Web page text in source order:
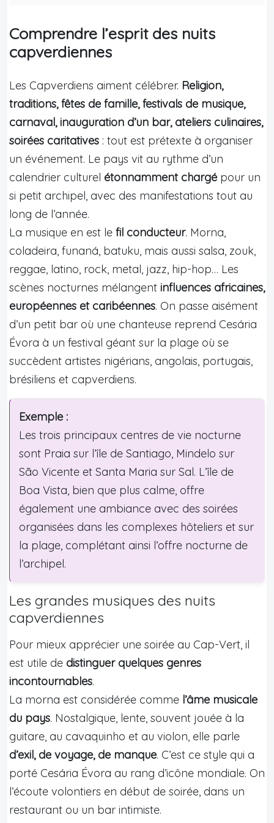
Comprendre l’esprit des nuits
capverdiennes
Les Capverdiens aiment célébrer. Religion,
traditions, fêtes de famille, festivals de musique,
carnaval, inauguration d’un bar, ateliers culinaires,
soirées caritatives : tout est prétexte à organiser
un événement. Le pays vit au rythme d’un
calendrier culturel étonnamment chargé pour un
si petit archipel, avec des manifestations tout au
long de l’année.
La musique en est le fil conducteur. Morna,
coladeira, funaná, batuku, mais aussi salsa, zouk,
reggae, latino, rock, metal, jazz, hip-hop… Les
scènes nocturnes mélangent influences africaines,
européennes et caribéennes. On passe aisément
d’un petit bar où une chanteuse reprend Cesária
Évora à un festival géant sur la plage où se
succèdent artistes nigérians, angolais, portugais,
brésiliens et capverdiens.
Exemple :
Les trois principaux centres de vie nocturne
sont Praia sur l’île de Santiago, Mindelo sur
São Vicente et Santa Maria sur Sal. L’île de
Boa Vista, bien que plus calme, offre
également une ambiance avec des soirées
organisées dans les complexes hôteliers et sur
la plage, complétant ainsi l’offre nocturne de
l’archipel.
Les grandes musiques des nuits
capverdiennes
Pour mieux apprécier une soirée au Cap-Vert, il
est utile de distinguer quelques genres
incontournables.
La morna est considérée comme l’âme musicale
du pays. Nostalgique, lente, souvent jouée à la
guitare, au cavaquinho et au violon, elle parle
d’exil, de voyage, de manque. C’est ce style qui a
porté Cesária Évora au rang d’icône mondiale. On
l’écoute volontiers en début de soirée, dans un
restaurant ou un bar intimiste.